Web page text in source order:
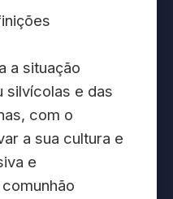
a situação
silvícolas e das
com o
a sua cultura e
e